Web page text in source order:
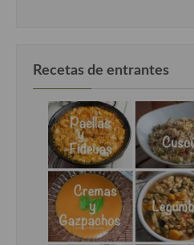
Recetas de entrantes